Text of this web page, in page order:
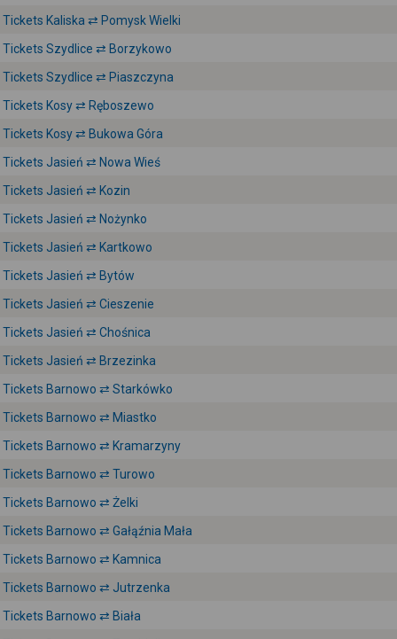
Tickets Kaliska ⇄ Pomysk Wielki
Tickets Szydlice ⇄ Borzykowo
Tickets Szydlice ⇄ Piaszczyna
Tickets Kosy ⇄ Ręboszewo
Tickets Kosy ⇄ Bukowa Góra
Tickets Jasień ⇄ Nowa Wieś
Tickets Jasień ⇄ Kozin
Tickets Jasień ⇄ Nożynko
Tickets Jasień ⇄ Kartkowo
Tickets Jasień ⇄ Bytów
Tickets Jasień ⇄ Cieszenie
Tickets Jasień ⇄ Chośnica
Tickets Jasień ⇄ Brzezinka
Tickets Barnowo ⇄ Starkówko
Tickets Barnowo ⇄ Miastko
Tickets Barnowo ⇄ Kramarzyny
Tickets Barnowo ⇄ Turowo
Tickets Barnowo ⇄ Żelki
Tickets Barnowo ⇄ Gałąźnia Mała
Tickets Barnowo ⇄ Kamnica
Tickets Barnowo ⇄ Jutrzenka
Tickets Barnowo ⇄ Biała